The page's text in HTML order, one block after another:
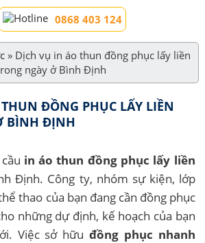
0868 403 124
» Dịch vụ in áo thun đồng phục lấy liền
ngày ở Bình Định
ĐỒNG PHỤC LẤY LIỀN
BÌNH ĐỊNH
in áo thun đồng phục lấy liền
Định. Công ty, nhóm sự kiện, lớp
thao của bạn đang cần đồng phục
những dự định, kế hoạch của bạn
Việc sở hữuđồng phục nhanh